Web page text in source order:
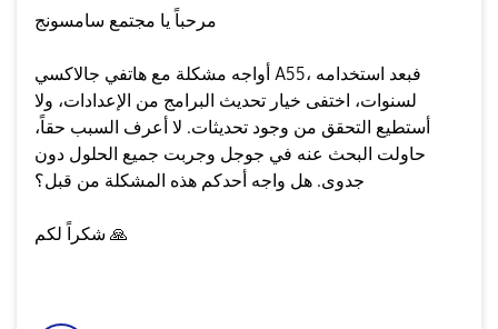
مرحباً يا مجتمع سامسونج
أواجه مشكلة مع هاتفي جالاكسي A55، فبعد استخدامه
لسنوات، اختفى خيار تحديث البرامج من الإعدادات، ولا
أستطيع التحقق من وجود تحديثات. لا أعرف السبب حقاً،
حاولت البحث عنه في جوجل وجربت جميع الحلول دون
جدوى. هل واجه أحدكم هذه المشكلة من قبل؟
🙏